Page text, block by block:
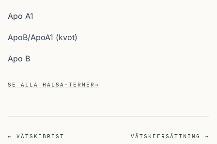
Apo A1
ApoB/ApoA1 (kvot)
Apo B
SE ALLA HÄLSA-TERMER →
← VÄTSKEBRIST VÄTSKEERSÄTTNING →